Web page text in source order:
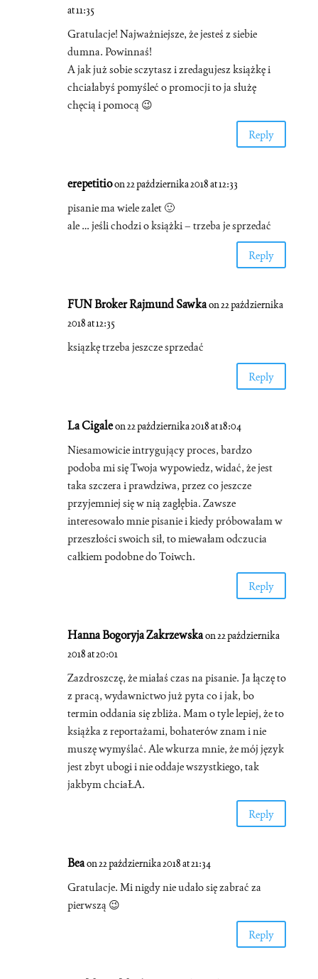
at 11:35
Gratulacje! Najważniejsze, że jesteś z siebie
dumna. Powinnaś!
A jak już sobie sczytasz i zredagujesz książkę i
chciałabyś pomyśleć o promocji to ja służę
chęcią i pomocą 😉
Reply
erepetitioon 22 października 2018 at 12:33
pisanie ma wiele zalet 🙂
ale … jeśli chodzi o książki – trzeba je sprzedać
Reply
FUN Broker Rajmund Sawkaon 22 października
2018 at 12:35
ksiązkę trzeba jeszcze sprzedać
Reply
La Cigaleon 22 października 2018 at 18:04
Niesamowicie intrygujący proces, bardzo
podoba mi się Twoja wypowiedz, widać, że jest
taka szczera i prawdziwa, przez co jeszcze
przyjemniej się w nią zagłębia. Zawsze
interesowało mnie pisanie i kiedy próbowałam w
przeszłości swoich sił, to miewałam odczucia
całkiem podobne do Toiwch.
Reply
Hanna Bogoryja Zakrzewskaon 22 października
2018 at 20:01
Zazdroszczę, że miałaś czas na pisanie. Ja łączę to
z pracą, wydawnictwo już pyta co i jak, bo
termin oddania się zbliża. Mam o tyle lepiej, że to
książka z reportażami, bohaterów znam i nie
muszę wymyślać. Ale wkurza mnie, że mój język
jest zbyt ubogi i nie oddaje wszystkiego, tak
jakbym chciaŁA.
Reply
Beaon 22 października 2018 at 21:34
Gratulacje. Mi nigdy nie udało się zabrać za
pierwszą 😉
Reply